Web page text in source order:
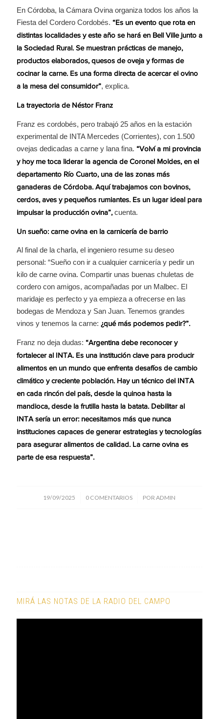
En Córdoba, la Cámara Ovina organiza todos los años la
Fiesta del Cordero Cordobés. “Es un evento que rota en
distintas localidades y este año se hará en Bell Ville junto a
la Sociedad Rural. Se muestran prácticas de manejo,
productos elaborados, quesos de oveja y formas de
cocinar la carne. Es una forma directa de acercar el ovino
a la mesa del consumidor”, explica.
La trayectoria de Néstor Franz
Franz es cordobés, pero trabajó 25 años en la estación
experimental de INTA Mercedes (Corrientes), con 1.500
ovejas dedicadas a carne y lana fina. “Volví a mi provincia
y hoy me toca liderar la agencia de Coronel Moldes, en el
departamento Río Cuarto, una de las zonas más
ganaderas de Córdoba. Aquí trabajamos con bovinos,
cerdos, aves y pequeños rumiantes. Es un lugar ideal para
impulsar la producción ovina”,cuenta.
Un sueño: carne ovina en la carnicería de barrio
Al final de la charla, el ingeniero resume su deseo
personal: “Sueño con ir a cualquier carnicería y pedir un
kilo de carne ovina. Compartir unas buenas chuletas de
cordero con amigos, acompañadas por un Malbec. El
maridaje es perfecto y ya empieza a ofrecerse en las
bodegas de Mendoza y San Juan. Tenemos grandes
vinos y tenemos la carne: ¿qué más podemos pedir?”.
Franz no deja dudas: “Argentina debe reconocer y
fortalecer al INTA. Es una institución clave para producir
alimentos en un mundo que enfrenta desafíos de cambio
climático y creciente población. Hay un técnico del INTA
en cada rincón del país, desde la quinoa hasta la
mandioca, desde la frutilla hasta la batata. Debilitar al
INTA sería un error: necesitamos más que nunca
instituciones capaces de generar estrategias y tecnologías
para asegurar alimentos de calidad. La carne ovina es
parte de esa respuesta”.
19/09/2025
/ 0 COMENTARIOS
/ PORADMIN
MIRÁ LAS NOTAS DE LA RADIO DEL CAMPO